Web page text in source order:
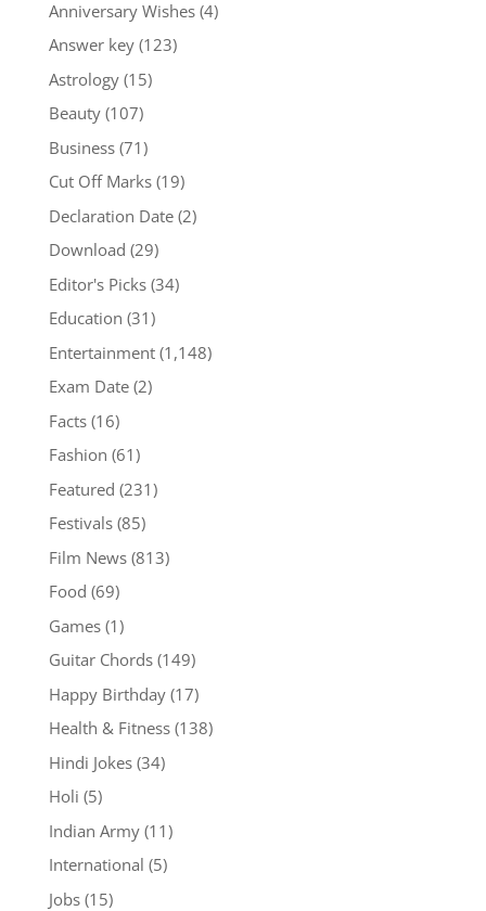
Anniversary Wishes(4)
Answer key(123)
Astrology(15)
Beauty(107)
Business(71)
Cut Off Marks(19)
Declaration Date(2)
Download (29)
Editor's Picks(34)
Education (31)
Entertainment(1,148)
Exam Date(2)
Facts(16)
Fashion (61)
Featured (231)
Festivals(85)
Film News(813)
Food (69)
Games(1)
Guitar Chords(149)
Happy Birthday(17)
Health & Fitness(138)
Hindi Jokes(34)
Holi (5)
Indian Army(11)
International (5)
Jobs(15)